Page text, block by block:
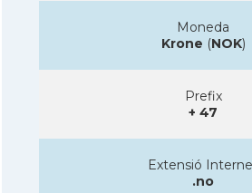
Moneda
Krone (NOK)
Prefix
+ 47
Extensió
.no